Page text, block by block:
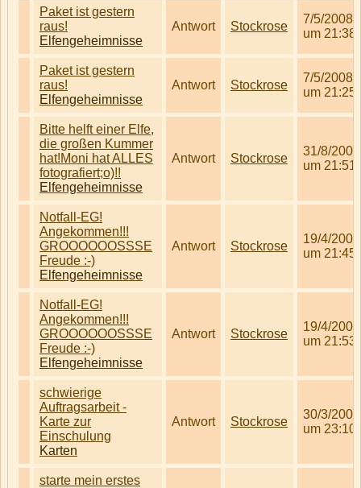
Paket ist gestern
raus!
Elfengeheimnisse
Antwort Stockrose
7/5/2008
um 21:38
Paket ist gestern
raus!
Elfengeheimnisse
Antwort Stockrose
7/5/2008
um 21:25
Bitte helft einer Elfe,
die großen Kummer
hat!Moni hat ALLES
fotografiert;o)!!
Elfengeheimnisse
Antwort Stockrose
31/8/2008
um 21:51
Notfall-EG!
Angekommen!!!
GROOOOOOSSSE
Freude :-)
Elfengeheimnisse
Antwort Stockrose
19/4/2008
um 21:45
Notfall-EG!
Angekommen!!!
GROOOOOOSSSE
Freude :-)
Elfengeheimnisse
Antwort Stockrose
19/4/2008
um 21:53
schwierige
Auftragsarbeit -
Karte zur
Einschulung
Karten
Antwort Stockrose
30/3/2008
um 23:10
starte mein erstes